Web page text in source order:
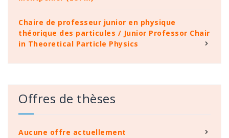
Chaire de professeur junior en physique
théorique des particules / Junior Professor Chair
in Theoretical Particle Physics
Offres de thèses
Aucune offre actuellement